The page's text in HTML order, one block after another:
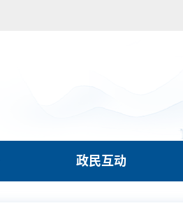
政民互动